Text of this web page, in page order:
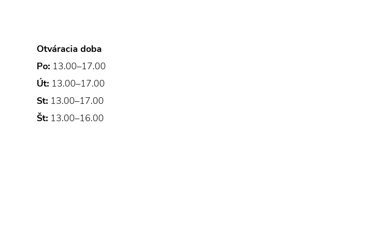
Otváracia doba
Po: 13.00–17.00
Út: 13.00–17.00
St: 13.00–17.00
Št: 13.00–16.00